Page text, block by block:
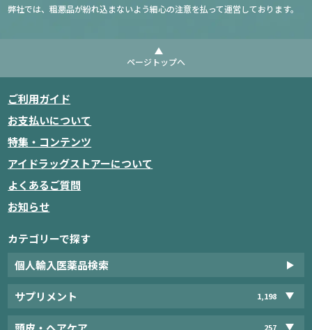
弊社では、粗悪品が紛れ込まないよう細心の注意を払って運営しております。
ページトップへ
ご利用ガイド
お支払いについて
特集・コンテンツ
アイドラッグストアーについて
よくあるご質問
お知らせ
カテゴリーで探す
個人輸入医薬品検索
サプリメント 1,198
257